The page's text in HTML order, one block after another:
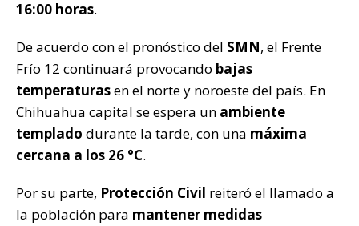
16:00 horas.
De acuerdo con el pronóstico del SMN, el Frente
Frío 12 continuará provocando bajas
temperaturasen el norte y noroeste del país. En
Chihuahua capital se espera un ambiente
templado durante la tarde, con una máxima
cercana a los 26 °C.
Por su parte, Protección Civil reiteró el llamado a
la población para mantener medidas